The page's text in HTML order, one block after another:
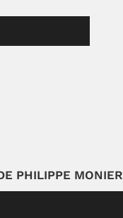
PHILIPPE MONIER